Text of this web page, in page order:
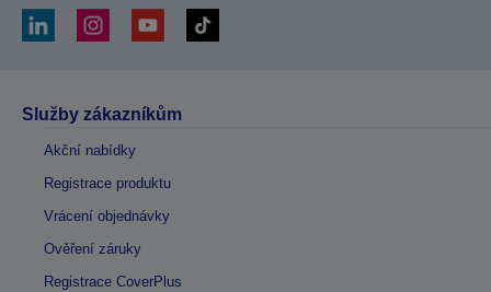
Služby zákazníkům
Akční nabídky
Registrace produktu
Vrácení objednávky
Ověření záruky
Registrace CoverPlus